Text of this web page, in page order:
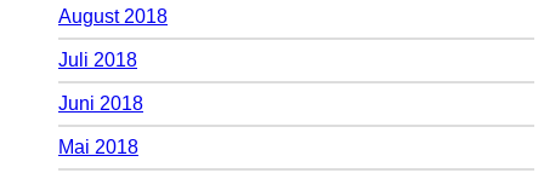
August 2018
Juli 2018
Juni 2018
Mai 2018